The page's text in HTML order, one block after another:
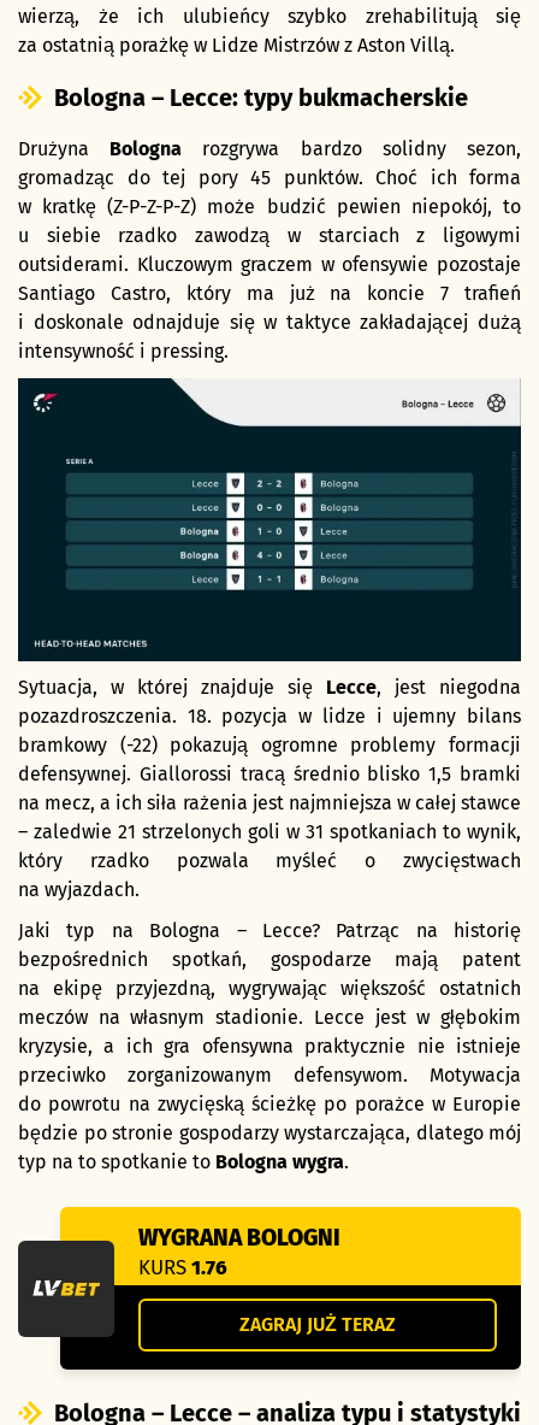
wierzą, że ich ulubieńcy szybko zrehabilitują się
za ostatnią porażkę w Lidze Mistrzów z Aston Villą.
Bologna – Lecce: typy bukmacherskie
Drużyna Bologna rozgrywa bardzo solidny sezon,
gromadząc do tej pory 45 punktów. Choć ich forma
w kratkę (Z-P-Z-P-Z) może budzić pewien niepokój, to
u siebie rzadko zawodzą w starciach z ligowymi
outsiderami. Kluczowym graczem w ofensywie pozostaje
Santiago Castro, który ma już na koncie 7 trafień
i doskonale odnajduje się w taktyce zakładającej dużą
intensywność i pressing.
Sytuacja, w której znajduje się Lecce, jest niegodna
pozazdroszczenia. 18. pozycja w lidze i ujemny bilans
bramkowy (-22) pokazują ogromne problemy formacji
defensywnej. Giallorossi tracą średnio blisko 1,5 bramki
na mecz, a ich siła rażenia jest najmniejsza w całej stawce
– zaledwie 21 strzelonych goli w 31 spotkaniach to wynik,
który rzadko pozwala myśleć o zwycięstwach
na wyjazdach.
Jaki typ na Bologna – Lecce? Patrząc na historię
bezpośrednich spotkań, gospodarze mają patent
na ekipę przyjezdną, wygrywając większość ostatnich
meczów na własnym stadionie. Lecce jest w głębokim
kryzysie, a ich gra ofensywna praktycznie nie istnieje
przeciwko zorganizowanym defensywom. Motywacja
do powrotu na zwycięską ścieżkę po porażce w Europie
będzie po stronie gospodarzy wystarczająca, dlatego mój
typ na to spotkanie to Bologna wygra.
WYGRANA BOLOGNI
KURS 1.76
ZAGRAJ JUŻ TERAZ
Bologna – Lecce – analiza typu i statystyki